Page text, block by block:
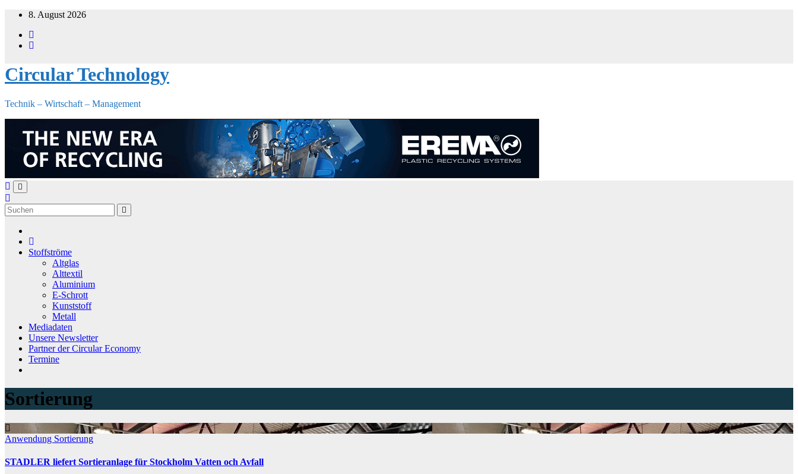
Zum
springen
8. August 2026
Circular Technology
Technik – Wirtschaft – Management
Stoffströme
Altglas
Alttextil
Aluminium
E-Schrott
Kunststoff
Metall
Mediadaten
Unsere Newsletter
Partner der Circular Economy
Termine
Sortierung
Anwendung Sortierung
STADLER liefert Sortieranlage für Stockholm Vatten och Avfall